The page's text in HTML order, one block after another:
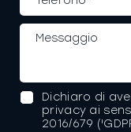
Dichiaro di
privacy ai
2016/679